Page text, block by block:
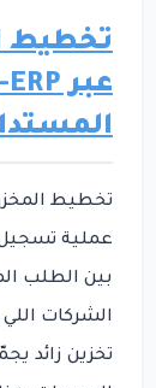
تخطيط
عملية تسجيل
بين الطلب
الشركات
تخزين زائد